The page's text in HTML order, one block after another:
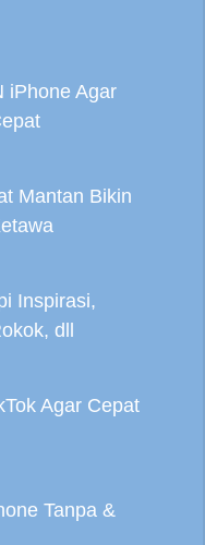
iPhone Agar
Mantan Bikin
Inspirasi,
dll
Agar Cepat
Tanpa &